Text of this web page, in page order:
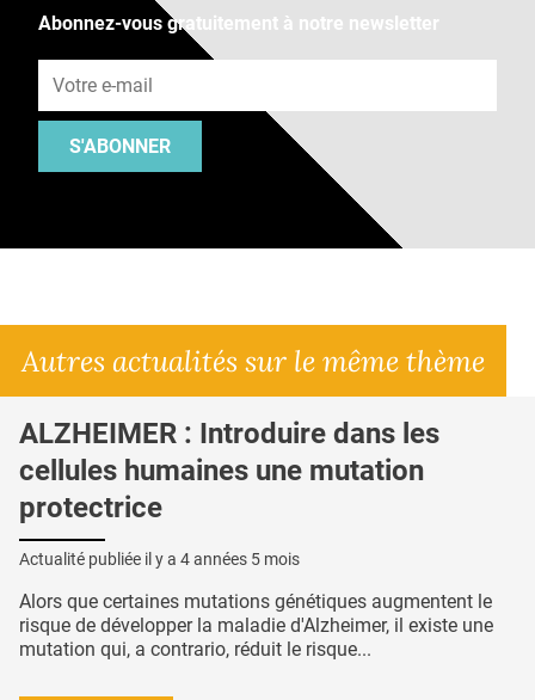
Abonnez-vous gratuitement à notre newsletter
S'ABONNER
Autres actualités sur le même thème
ALZHEIMER : Introduire dans les
cellules humaines une mutation
protectrice
Actualité publiée il y a 4 années 5 mois
Alors que certaines mutations génétiques augmentent le
risque de développer la maladie d'Alzheimer, il existe une
mutation qui, a contrario, réduit le risque...